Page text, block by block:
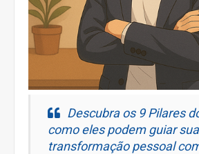
Descubra os 9 Pilares
como eles podem guiar sua
transformação pessoal